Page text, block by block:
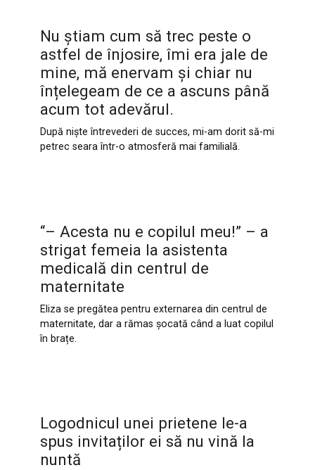
Nu știam cum să trec peste o
astfel de înjosire, îmi era jale de
mine, mă enervam și chiar nu
înțelegeam de ce a ascuns până
acum tot adevărul.
După niște întrevederi de succes, mi-am dorit să-mi
petrec seara într-o atmosferă mai familială.
“– Acesta nu e copilul meu!” – a
strigat femeia la asistenta
medicală din centrul de
maternitate
Eliza se pregătea pentru externarea din centrul de
maternitate, dar a rămas șocată când a luat copilul
în brațe.
Logodnicul unei prietene le-a
spus invitaților ei să nu vină la
nuntă